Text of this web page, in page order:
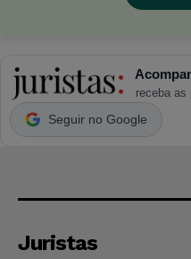
receba
Seguir no Google
Juristas